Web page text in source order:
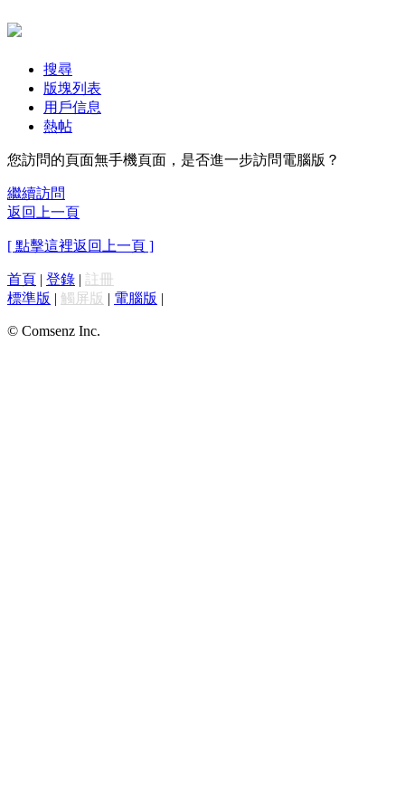
搜尋
版塊列表
用戶信息
熱帖
您訪問的頁面無手機頁面，是否進一步訪問電腦版？
繼續訪問
返回上一頁
[ 點擊這裡返回上一頁 ]
首頁 | 登錄 | 註冊
標準版 | 觸屏版 | 電腦版 |
© Comsenz Inc.